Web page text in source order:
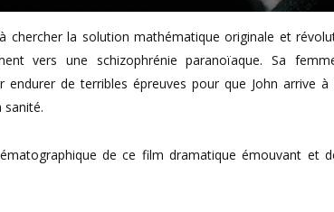
la solution mathématique originale et
vers une schizophrénie paranoïaque. Sa
de terribles épreuves pour que John arrive à
sanité.
de ce film dramatique émouvant et